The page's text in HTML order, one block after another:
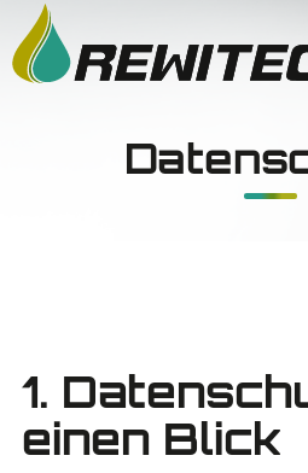
1.
einen Blick